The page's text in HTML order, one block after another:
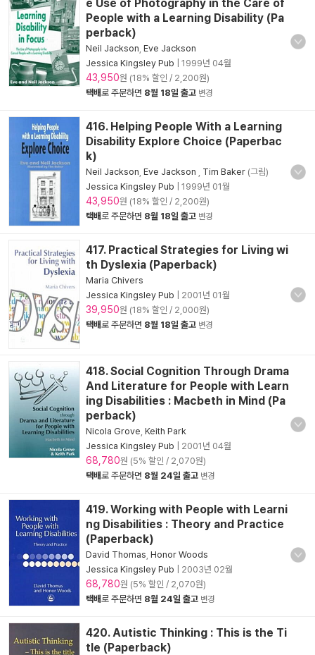
e Use of Photography in the Care of
People with a Learning Disability (Pa
perback)
Neil Jackson Eve Jackson
Jessica Kingsley Pub
1999년 04월
43,950원 (18% 할인 / 2,200원)
택배로 주문하면 8월 18일 출고 변경
416. Helping People With a Learning
Disability Explore Choice (Paperbac
k)
Neil Jackson Eve Jackson Tim Baker (그림)
Jessica Kingsley Pub
1999년 01월
43,950원 (18% 할인 / 2,200원)
택배로 주문하면 8월 18일 출고 변경
417. Practical Strategies for Living wi
th Dyslexia (Paperback)
Maria Chivers
Jessica Kingsley Pub
2001년 01월
39,950원 (18% 할인 / 2,000원)
택배로 주문하면 8월 18일 출고 변경
418. Social Cognition Through Drama
And Literature for People with Learn
ing Disabilities : Macbeth in Mind (Pa
perback)
Nicola Grove Keith Park
Jessica Kingsley Pub
2001년 04월
68,780원 (5% 할인 / 2,070원)
택배로 주문하면 8월 24일 출고 변경
419. Working with People with Learni
ng Disabilities : Theory and Practice
(Paperback)
David Thomas Honor Woods
Jessica Kingsley Pub
2003년 02월
68,780원 (5% 할인 / 2,070원)
택배로 주문하면 8월 24일 출고 변경
420. Autistic Thinking : This is the Ti
tle (Paperback)